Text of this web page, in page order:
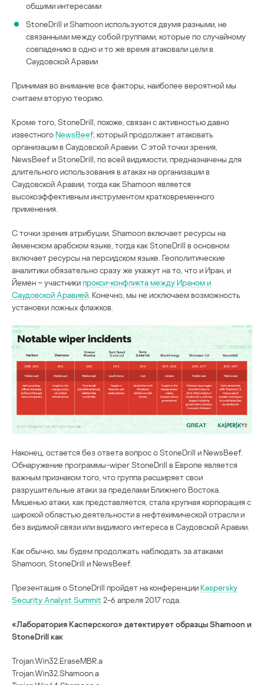
общими интересами
StoneDrill и Shamoon используются двумя разными, не
связанными между собой группами, которые по случайному
совпадению в одно и то же время атаковали цели в
Саудовской Аравии
Принимая во внимание все факторы, наиболее вероятной мы
считаем вторую теорию.
Кроме того, StoneDrill, похоже, связан с активностью давно
известногоNewsBeef, который продолжает атаковать
организации в Саудовской Аравии. С этой точки зрения,
NewsBeef и StoneDrill, по всей видимости, предназначены для
длительного использования в атаках на организации в
Саудовской Аравии, тогда как Shamoon является
высокоэффективным инструментом кратковременного
применения.
С точки зрения атрибуции, Shamoon включает ресурсы на
йеменском арабском языке, тогда как StoneDrill в основном
включает ресурсы на персидском языке. Геополитические
аналитики обязательно сразу же укажут на то, что и Иран, и
Йемен – участникипрокси-конфликта между Ираном и
Саудовской Аравией . Конечно, мы не исключаем возможность
установки ложных флажков.
Наконец, остается без ответа вопрос о StoneDrill и NewsBeef.
Обнаружение программы-wiper StoneDrill в Европе является
важным признаком того, что группа расширяет свои
разрушительные атаки за пределами Ближнего Востока.
Мишенью атаки, как представляется, стала крупная корпорация с
широкой областью деятельности в нефтехимической отрасли и
без видимой связи или видимого интереса в Саудовской Аравии.
Как обычно, мы будем продолжать наблюдать за атаками
Shamoon, StoneDrill и NewsBeef.
Презентация о StoneDrill пройдет на конференцииKaspersky
Security Analyst Summit 2-6 апреля 2017 года.
«Лаборатория Касперского» детектирует образцы Shamoon и
StoneDrill как
Trojan.Win32.EraseMBR.a
Trojan.Win32.Shamoon.a